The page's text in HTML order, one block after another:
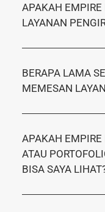
APAKAH
LAYANAN
BERAPA LAMA
MEMESAN
APAKAH EMPIRE
ATAU
BISA SAYA